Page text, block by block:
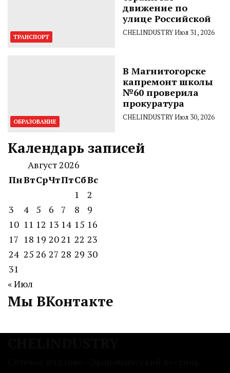
ТРАНСПОРТ
движение по
улице Российской
CHELINDUSTRYИюл 31, 2026
ОБРАЗОВАНИЕ
В Магнитогорске
капремонт школы
№60 проверила
прокуратура
CHELINDUSTRYИюл 30, 2026
Календарь записей
Август 2026
ПнВтСрЧтПтСбВс
1
2
3
4 5 6 7 8
9
10 11 12 13 14 15 16
17 18 19 2021 22 23
24 25 26 27 28 29 30
31
« Июл
Мы ВКонтакте